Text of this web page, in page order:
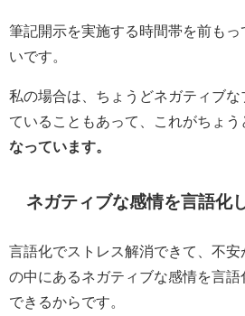
筆記開示を実施する時間帯を前も
いです。
私の場合は、ちょうどネガティブ
ていることもあって、これがちょう
なっています。
ネガティブな感情を言語化
言語化でストレス解消できて、不
の中にあるネガティブな感情を言
できるからです。